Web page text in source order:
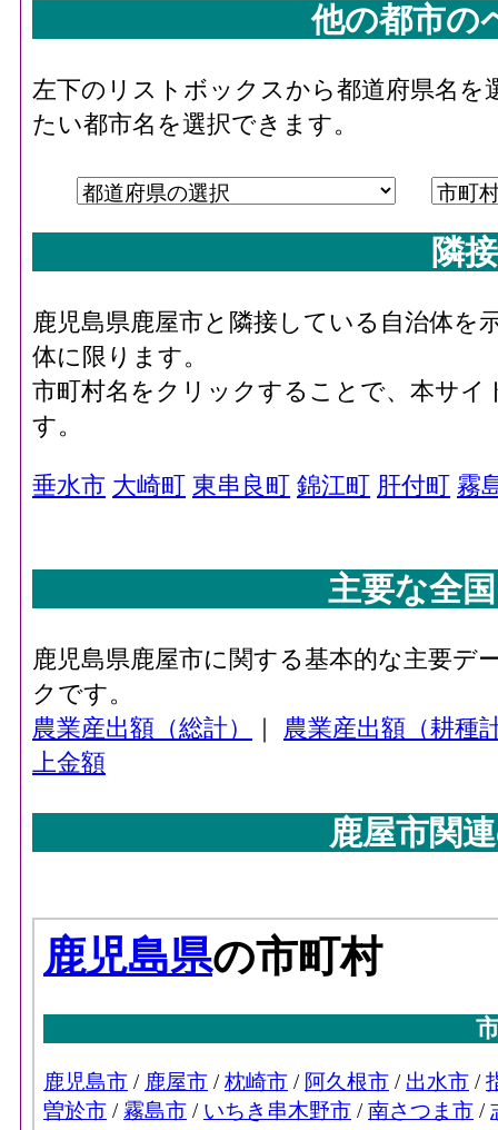
他の都市の
左下のリストボックスから都道府県名
たい都市名を選択できます。
隣
鹿児島県鹿屋市と隣接している自治体
体に限ります。
市町村名をクリックすることで、本サ
す。
垂水市 大崎町 東串良町 錦江町 肝付町 霧
主要な全
鹿児島県鹿屋市に関する基本的な主要
クです。
農業産出額（総計）
｜ 農業産出額（耕種
上金額
鹿屋市関